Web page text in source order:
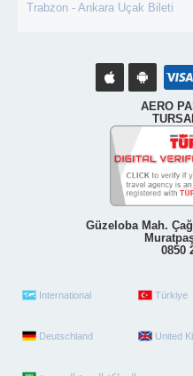
Trabzon - Ankara Uçak Bileti
AERO
Güzeloba Mah.
0850
International Türkiye
Deutschland United